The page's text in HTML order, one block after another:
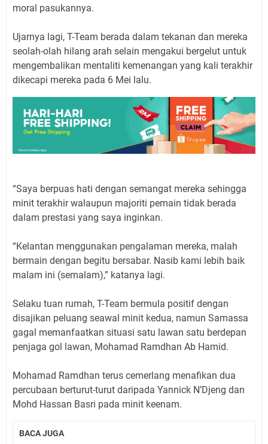
moral pasukannya.
Ujarnya lagi, T-Team berada dalam tekanan dan mereka
seolah-olah hilang arah selain mengakui bergelut untuk
mengembalikan mentaliti kemenangan yang kali terakhir
dikecapi mereka pada 6 Mei lalu.
“Saya berpuas hati dengan semangat mereka sehingga
minit terakhir walaupun majoriti pemain tidak berada
dalam prestasi yang saya inginkan.
“Kelantan menggunakan pengalaman mereka, malah
bermain dengan begitu bersabar. Nasib kami lebih baik
malam ini (semalam),” katanya lagi.
Selaku tuan rumah, T-Team bermula positif dengan
disajikan peluang seawal minit kedua, namun Samassa
gagal memanfaatkan situasi satu lawan satu berdepan
penjaga gol lawan, Mohamad Ramdhan Ab Hamid.
Mohamad Ramdhan terus cemerlang menafikan dua
percubaan berturut-turut daripada Yannick N’Djeng dan
Mohd Hassan Basri pada minit keenam.
BACA JUGA